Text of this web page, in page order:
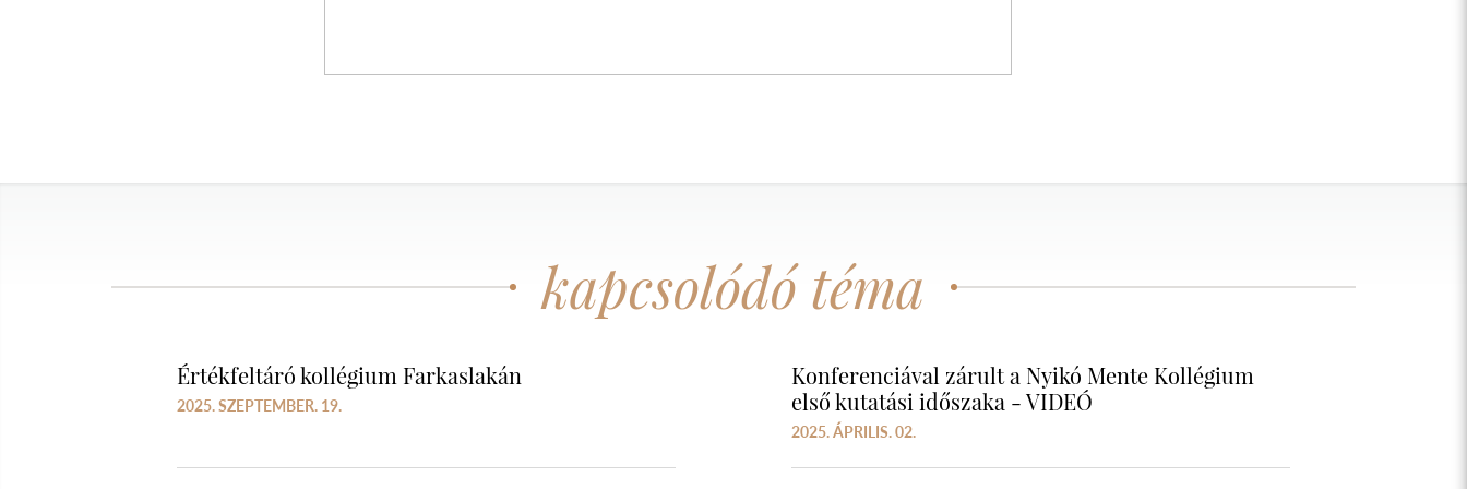
kapcsolódó téma
Értékfeltáró kollégium Farkaslakán
2025. SZEPTEMBER. 19.
Konferenciával zárult a Nyikó Mente Kollégium
első kutatási időszaka - VIDEÓ
2025. ÁPRILIS. 02.